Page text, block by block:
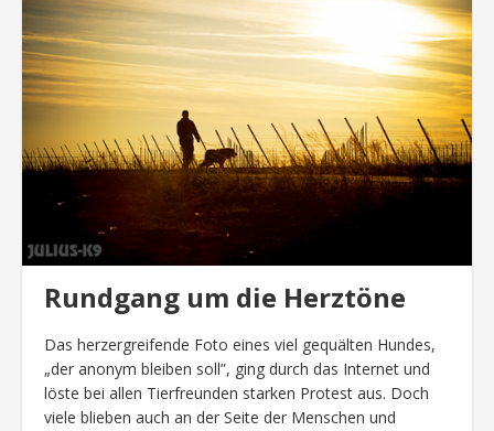
Rundgang um die Herztöne
Das herzergreifende Foto eines viel gequälten Hundes,
„der anonym bleiben soll”, ging durch das Internet und
löste bei allen Tierfreunden starken Protest aus. Doch
viele blieben auch an der Seite der Menschen und